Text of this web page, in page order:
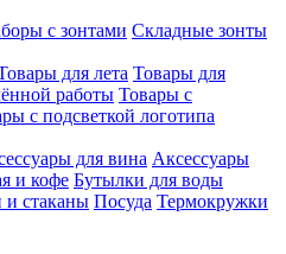
с зонтами Складные зонты
для лета Товары для
работы Товары с
с подсветкой логотипа
для вина Аксессуары
и кофе Бутылки для воды
стаканы Посуда Термокружки